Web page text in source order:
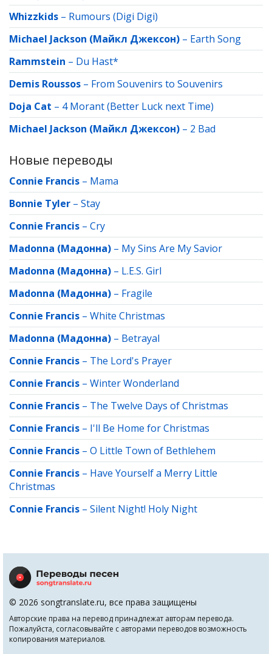
Whizzkids – Rumours (Digi Digi)
Michael Jackson (Майкл Джексон) – Earth Song
Rammstein – Du Hast*
Demis Roussos – From Souvenirs to Souvenirs
Doja Cat – 4 Morant (Better Luck next Time)
Michael Jackson (Майкл Джексон) – 2 Bad
Новые переводы
Connie Francis – Mama
Bonnie Tyler – Stay
Connie Francis – Cry
Madonna (Мадонна) – My Sins Are My Savior
Madonna (Мадонна) – L.E.S. Girl
Madonna (Мадонна) – Fragile
Connie Francis – White Christmas
Madonna (Мадонна) – Betrayal
Connie Francis – The Lord's Prayer
Connie Francis – Winter Wonderland
Connie Francis – The Twelve Days of Christmas
Connie Francis – I'll Be Home for Christmas
Connie Francis – O Little Town of Bethlehem
Connie Francis – Have Yourself a Merry Little
Christmas
Connie Francis – Silent Night! Holy Night
© 2026 songtranslate.ru, все права защищены
Авторские права на перевод принадлежат авторам перевода.
Пожалуйста, согласовывайте с авторами переводов возможность
копирования материалов.